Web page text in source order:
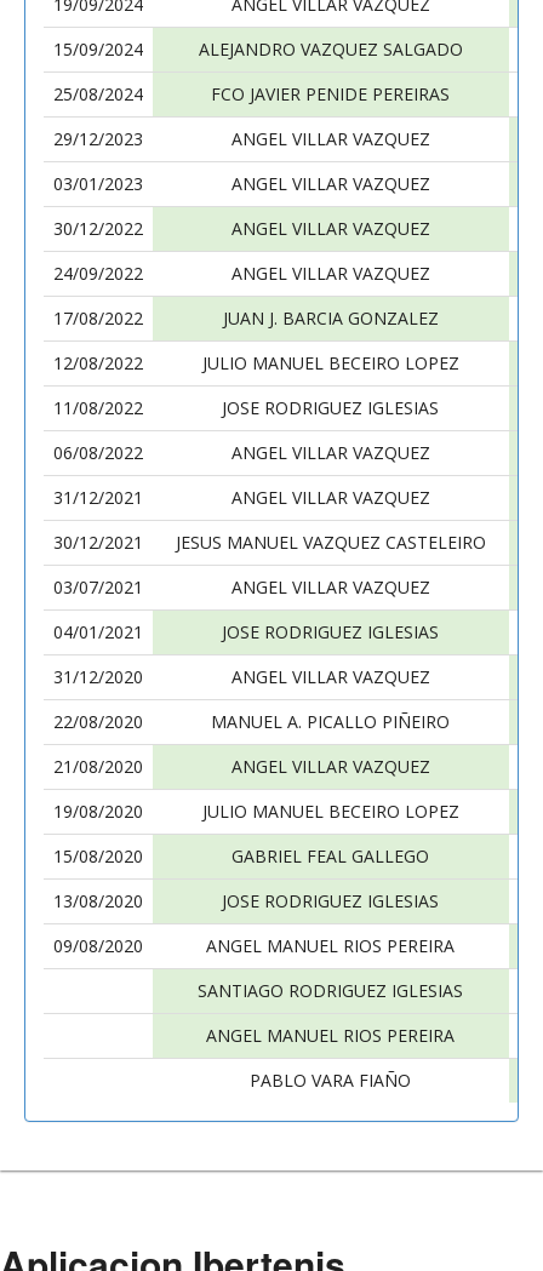
15/09/2024
ALEJANDRO VAZQUEZ SALGADO
25/08/2024
FCO JAVIER PENIDE PEREIRAS
29/12/2023
ANGEL VILLAR VAZQUEZ
03/01/2023
ANGEL VILLAR VAZQUEZ
30/12/2022
ANGEL VILLAR VAZQUEZ
24/09/2022
ANGEL VILLAR VAZQUEZ
17/08/2022
JUAN J. BARCIA GONZALEZ
12/08/2022
JULIO MANUEL BECEIRO LOPEZ
11/08/2022
JOSE RODRIGUEZ IGLESIAS
06/08/2022
ANGEL VILLAR VAZQUEZ
31/12/2021
ANGEL VILLAR VAZQUEZ
30/12/2021
JESUS MANUEL VAZQUEZ CASTELEIRO
03/07/2021
ANGEL VILLAR VAZQUEZ
04/01/2021
JOSE RODRIGUEZ IGLESIAS
31/12/2020
ANGEL VILLAR VAZQUEZ
22/08/2020
MANUEL A. PICALLO PIÑEIRO
21/08/2020
ANGEL VILLAR VAZQUEZ
19/08/2020
JULIO MANUEL BECEIRO LOPEZ
15/08/2020
GABRIEL FEAL GALLEGO
13/08/2020
JOSE RODRIGUEZ IGLESIAS
09/08/2020
ANGEL MANUEL RIOS PEREIRA
SANTIAGO RODRIGUEZ IGLESIAS
ANGEL MANUEL RIOS PEREIRA
PABLO VARA FIAÑO